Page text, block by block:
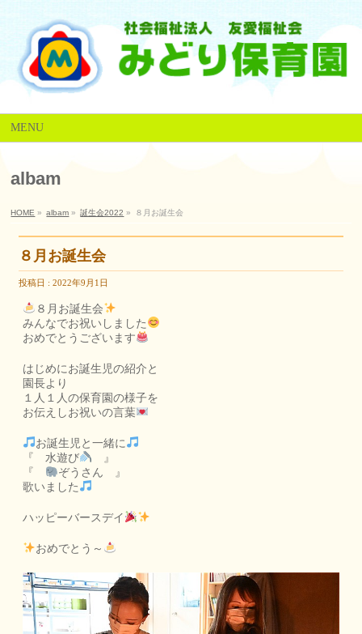
MENU
albam
HOME » albam » 誕生会2022 » ８月お誕生会
８月お誕生会
投稿日 : 2022年9月1日
８月お誕生会
みんなでお祝いしました
おめでとうございます
はじめにお誕生児の紹介と
園長より
１人１人の保育園の様子を
お伝えしお祝いの言葉
お誕生児と一緒に
『 水遊び
』
『
ぞうさん 』
歌いました
ハッピーバースデイ
おめでとう～